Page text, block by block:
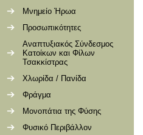
Μνημείο Ήρωα
Προσωπικότητες
Αναπτυξιακός Σύνδεσμος
Κατοίκων και Φίλων
Τσακκίστρας
Χλωρίδα / Πανίδα
Φράγμα
Μονοπάτια της Φύσης
Φυσικό Περιβάλλον